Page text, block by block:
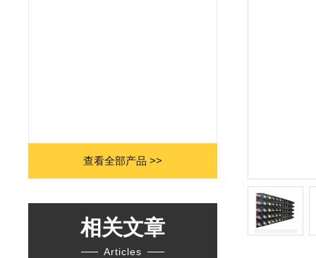
查看全部产品 >>
相关文章
Articles